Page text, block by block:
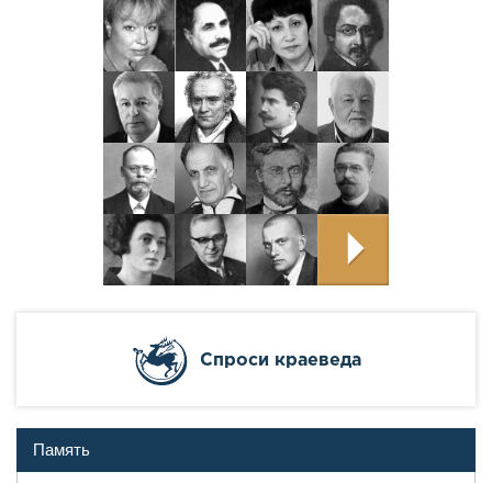
Cпроси краеведа
Память